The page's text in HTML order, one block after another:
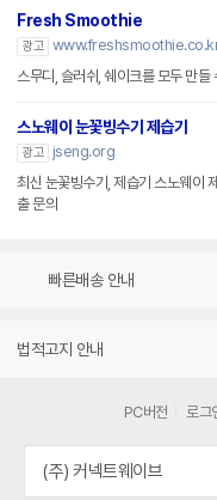
Fresh Smoothie
광고
스무디, 슬러쉬, 쉐이크를 모두 만들
스노웨이 눈꽃빙수기 제습기
광고
jseng.org
최신 눈꽃빙수기, 제습기 스노웨이
출 문의
빠른배송 안내
법적고지 안내
PC버전 로그
(주) 커넥트웨이브